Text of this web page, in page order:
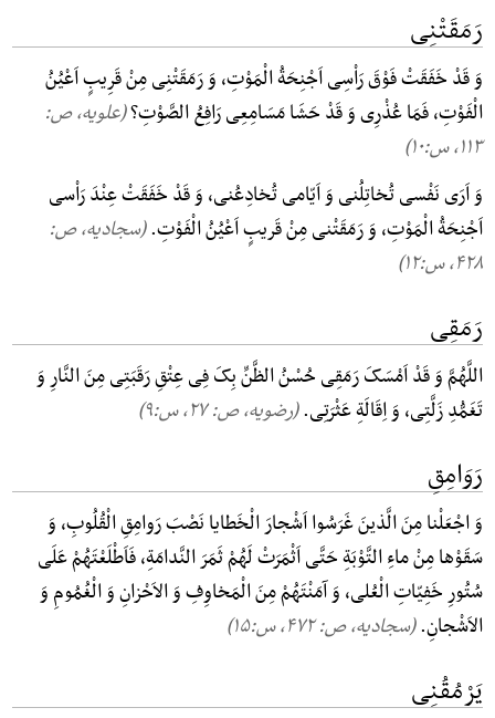
رَمَقَتْنِی
وَ قَدْ خَفَقَتْ فَوْقَ رَاْسِی اَجْنِحَةُ الْمَوْتِ، وَ رَمَقَتْنِی مِنْ قَرِیبٍ اَعْیُنُ
الْفَوْتِ، فَمَا عُذْرِی وَ قَدْ حَشَا مَسَامِعِی رَافِعُ الصَّوْتِ؟(علویه، ص:
۱۱۳, س:۱۰)
وَ اَرَی نَفْسی تُخاتِلُنی وَ اَیّامی تُخادِعُنی، وَ قَدْ خَفَقَتْ عِنْدَ رَاْسی
اَجْنِحَةُ الْمَوْتِ، وَ رَمَقَتْنی مِنْ قَریبٍ اَعْیُنُ الْفَوْتِ.(سجادیه، ص:
۴۲۸, س:۱۲)
رَمَقِی
اللَّهُمَّ وَ قَدْ اَمْسَکَ رَمَقِی حُسْنُ الظَّنِّ بِکَ فِی عِتْقِ رَقَبَتِی مِنَ النَّارِ وَ
تَغَمُّدِ زَلَّتِی، وَ اِقَالَةِ عَثْرَتِی.(رضویه، ص: ۲۷, س:۹)
رَوَامِقِ
وَ اجْعَلْنا مِنَ الَّذینَ غَرَسُوا اَشْجارَ الْخَطایا نَصْبَ رَوامِقِ الْقُلُوبِ، وَ
سَقَوْها مِنْ ماءِ التَّوْبَةِ حَتَّی اَثْمَرَتْ لَهُمْ ثَمَرَ النَّدامَةِ، فَاَطْلَعْتَهُمْ عَلَی
سُتُورِ خَفِیّاتِ الْعُلی، وَ آمَنْتَهُمْ مِنَ الْمَخاوِفِ وَ الاَحْزانِ وَ الْغُمُومِ وَ
الاَشْجانِ.(سجادیه، ص: ۴۷۲, س:۱۵)
یَرْمُقُنِی